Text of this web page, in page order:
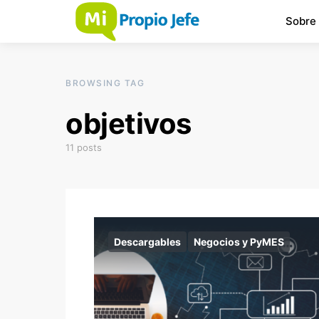
BROWSING TAG
objetivos
11 posts
Descargables Negocios y PyMES